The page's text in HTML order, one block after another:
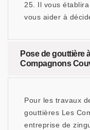
25. Il vous
vous aider à
Pose de gouttière
Compagnons
Pour les travaux
gouttières Les
entreprise de